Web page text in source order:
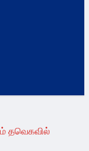
தவெகவில்